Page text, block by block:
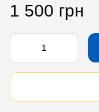
1 500 грн